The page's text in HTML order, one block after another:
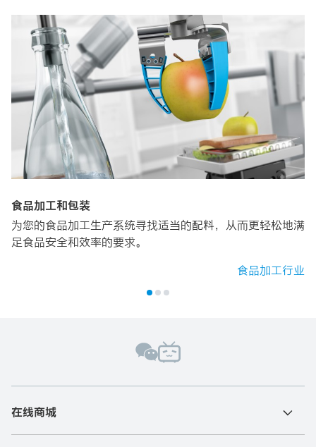
食品加工和包装
为您的食品加工生产系统寻找适当的配料，从而更轻松地满
足食品安全和效率的要求。
食品加工行业
在线商城